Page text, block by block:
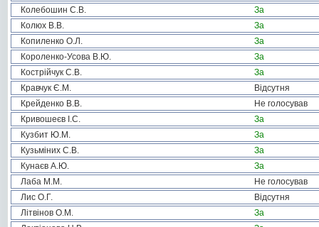
Колебошин С.В.
За
Колюх В.В.
За
Копиленко О.Л.
За
Короленко-Усова В.Ю.
За
Кострійчук С.В.
За
Кравчук Є.М.
Відсутня
Крейденко В.В.
Не голосував
Кривошеєв І.С.
За
Кузбит Ю.М.
За
Кузьміних С.В.
За
Кунаєв А.Ю.
За
Лаба М.М.
Не голосував
Лис О.Г.
Відсутня
Літвінов О.М.
За